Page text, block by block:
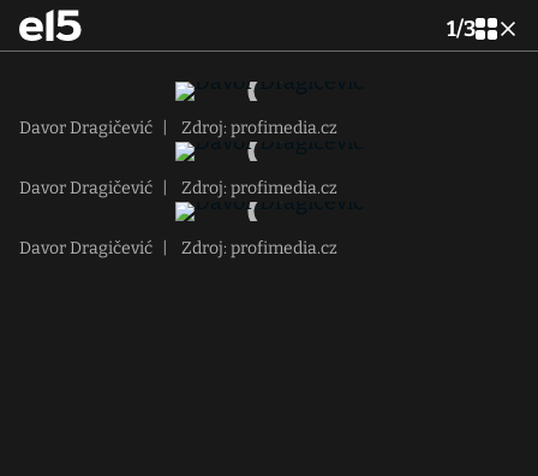
1/3
Davor Dragičević Zdroj: profimedia.cz
Davor Dragičević Zdroj: profimedia.cz
Davor Dragičević Zdroj: profimedia.cz